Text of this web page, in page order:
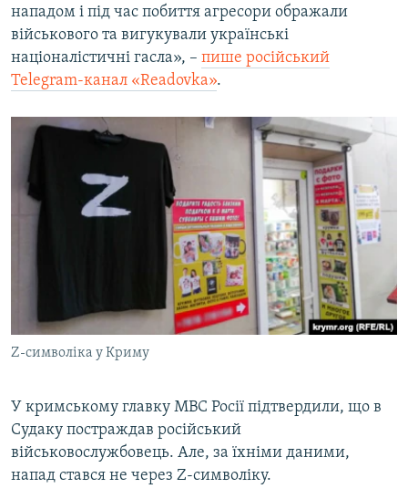
нападом і під час побиття агресори ображали
військового та вигукували українські
націоналістичні гасла», – пише російський
Telegram-канал «Readovka».
Z-символіка у Криму
У кримському главку МВС Росії підтвердили, що в
Судаку постраждав російський
військовослужбовець. Але, за їхніми даними,
напад стався не через Z-символіку.